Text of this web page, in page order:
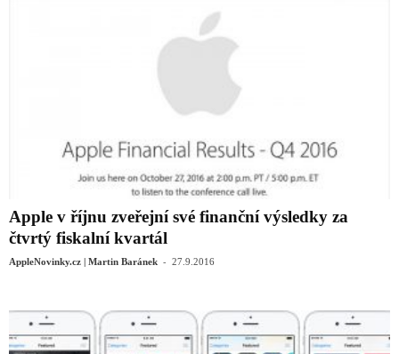
Apple v říjnu zveřejní své finanční výsledky za
čtvrtý fiskalní kvartál
AppleNovinky.cz | Martin Baránek - 27.9.2016